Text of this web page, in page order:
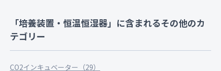
「培養装置・恒温恒湿器」に含まれるその他のカ
テゴリー
CO2インキュベーター（29）